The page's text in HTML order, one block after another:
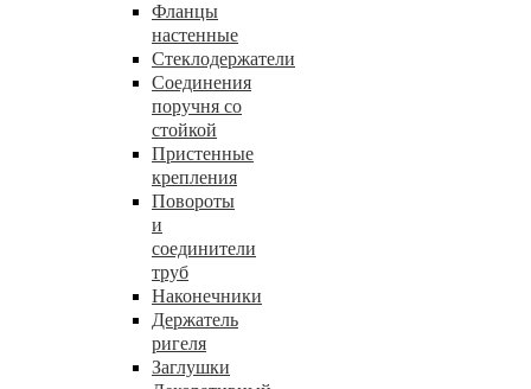
Фланцы
настенные
Стеклодержатели
Соединения
поручня со
стойкой
Пристенные
крепления
Повороты
и
соединители
труб
Наконечники
Держатель
ригеля
Заглушки